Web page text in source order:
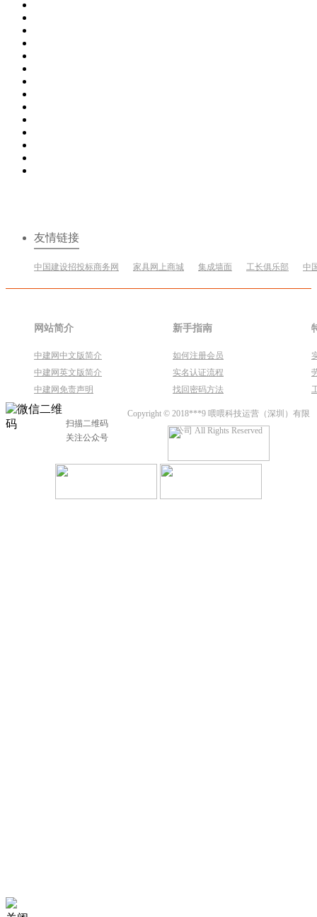
友情链接
中国建设招投标商务网 家具网上商城 集成墙面 工长俱乐部 中
网站简介
中建网中文版简介
中建网英文版简介
中建网免责声明
新手指南
如何注册会员
实名认证流程
找回密码方法
扫描二维码
关注公众号
Copyright © 2018***9 喂喂科技运营（深圳）有限
公司 All Rights Reserved